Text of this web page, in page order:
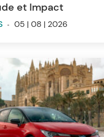
et Impact
- 05 | 08 | 2026